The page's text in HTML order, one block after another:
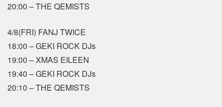
20:00 – THE QEMISTS
4/8(FRI) FANJ TWICE
18:00 – GEKI ROCK DJs
19:00 – XMAS EILEEN
19:40 – GEKI ROCK DJs
20:10 – THE QEMISTS